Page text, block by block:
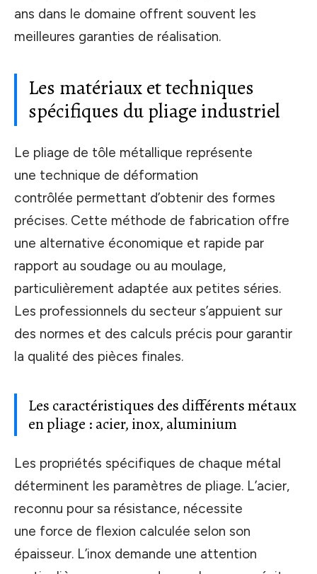
ans dans le domaine offrent souvent les
meilleures garanties de réalisation.
Les matériaux et techniques
spécifiques du pliage industriel
Le pliage de tôle métallique représente
une technique de déformation
contrôlée permettant d’obtenir des formes
précises. Cette méthode de fabrication offre
une alternative économique et rapide par
rapport au soudage ou au moulage,
particulièrement adaptée aux petites séries.
Les professionnels du secteur s’appuient sur
des normes et des calculs précis pour garantir
la qualité des pièces finales.
Les caractéristiques des différents métaux
en pliage : acier, inox, aluminium
Les propriétés spécifiques de chaque métal
déterminent les paramètres de pliage. L’acier,
reconnu pour sa résistance, nécessite
une force de flexion calculée selon son
épaisseur. L’inox demande une attention